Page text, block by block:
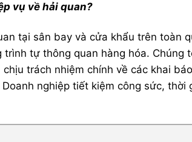
vụ về hải quan?
tại sân bay và cửa khẩu trên toàn
tự thông quan hàng hóa. Chúng
trách nhiệm chính về các khai
nghiệp tiết kiệm công sức, thời